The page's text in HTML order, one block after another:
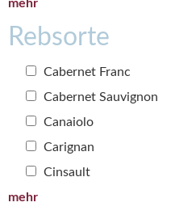
mehr
Rebsorte
Cabernet Franc
Cabernet Sauvignon
Canaiolo
Carignan
Cinsault
mehr